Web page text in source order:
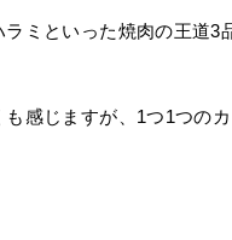
ラミといった焼肉の王道3
感じますが、1つ1つの